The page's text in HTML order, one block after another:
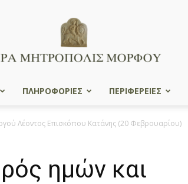
ΠΛΗΡΟΦΟΡΙΕΣ ΠΕΡΙΦΕΡΕΙΕΣ
Λέοντος Eπισκόπου Kατάνης (20 Φεβρουαρίου)
ημών και